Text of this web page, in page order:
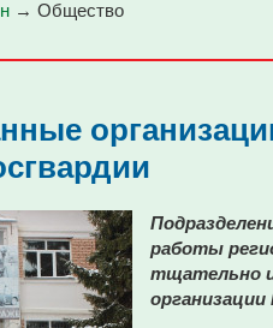
→ Общество
работы
тщательно
организации